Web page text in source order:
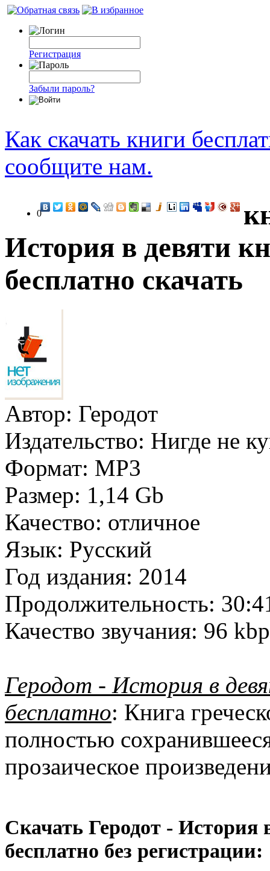
Регистрация
Забыли пароль?
Как скачать книги
сообщите нам.
0
История в девяти
бесплатно скачать
Автор: Геродот
Издательство: Нигде не
Формат: MP3
Размер: 1,14 Gb
Качество: отличное
Язык: Русский
Год издания: 2014
Продолжительность:
Качество звучания: 96
Геродот - История в
бесплатно: Книга
полностью
прозаическое
Скачать Геродот - История
бесплатно без регистрации: